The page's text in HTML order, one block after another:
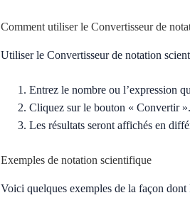
Comment utiliser le Convertisseur de
Utiliser le Convertisseur de notation
Entrez le nombre ou l’expression
Cliquez sur le bouton « Convertir ».
Les résultats seront affichés en
Exemples de notation scientifique
Voici quelques exemples de la façon